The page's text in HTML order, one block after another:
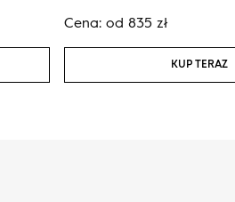
Cena: od 835 zł
KUP TERAZ